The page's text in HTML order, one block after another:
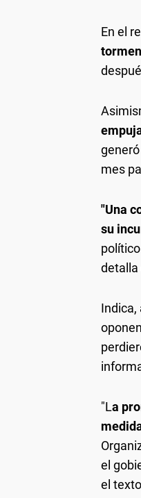
En el
mes
"Una
su
detalla
Indica,
"La
el
el